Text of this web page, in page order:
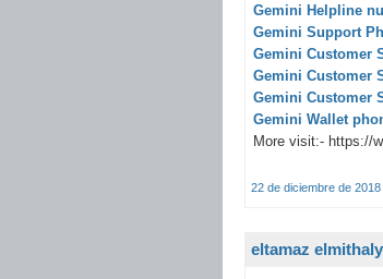
Gemini Helpline
Gemini Support
Gemini Customer
Gemini Customer
Gemini Customer
Gemini Wallet
More visit:- https://
22 de diciembre de
eltamaz elmithaly